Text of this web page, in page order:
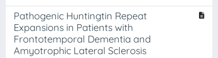
Pathogenic Huntingtin Repeat
Expansions in Patients with
Frontotemporal Dementia and
Amyotrophic Lateral Sclerosis